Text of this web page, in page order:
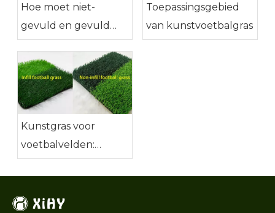
Hoe moet niet-
gevuld en gevuld
voetbalgras worden
geselecteerd bij de
aanleg van een
kunstgrasvoetbalveld?
Toepassingsgebied
van kunstvoetbalgras
Kunstgras voor
voetbalvelden:
infill en non-infill